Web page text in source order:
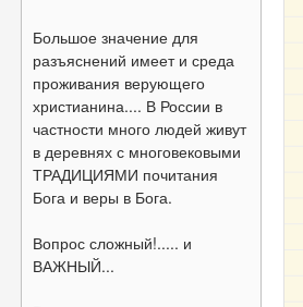
Большое значение для
разъяснений имеет и среда
проживания верующего
христианина.... В России в
частности много людей живут
в деревнях с многовековыми
ТРАДИЦИЯМИ почитания
Бога и веры в Бога.
Вопрос сложный!..... и
ВАЖНЫЙ...